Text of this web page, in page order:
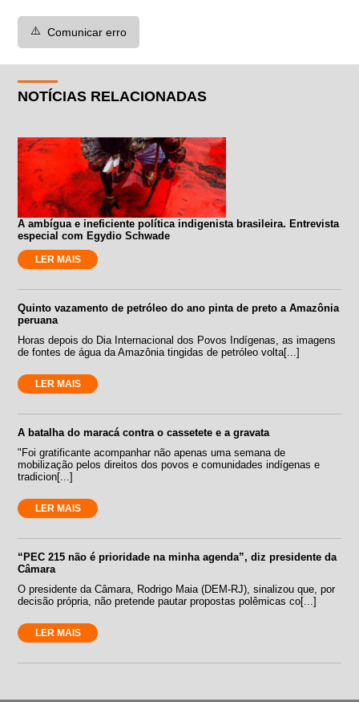
⚠️ Comunicar erro
NOTÍCIAS RELACIONADAS
A ambígua e ineficiente política indigenista brasileira. Entrevista
especial com Egydio Schwade
LER MAIS
Quinto vazamento de petróleo do ano pinta de preto a Amazônia
peruana
Horas depois do Dia Internacional dos Povos Indígenas, as imagens
de fontes de água da Amazônia tingidas de petróleo volta[...]
LER MAIS
A batalha do maracá contra o cassetete e a gravata
"Foi gratificante acompanhar não apenas uma semana de
mobilização pelos direitos dos povos e comunidades indígenas e
tradicion[...]
LER MAIS
“PEC 215 não é prioridade na minha agenda”, diz presidente da
Câmara
O presidente da Câmara, Rodrigo Maia (DEM-RJ), sinalizou que, por
decisão própria, não pretende pautar propostas polêmicas co[...]
LER MAIS